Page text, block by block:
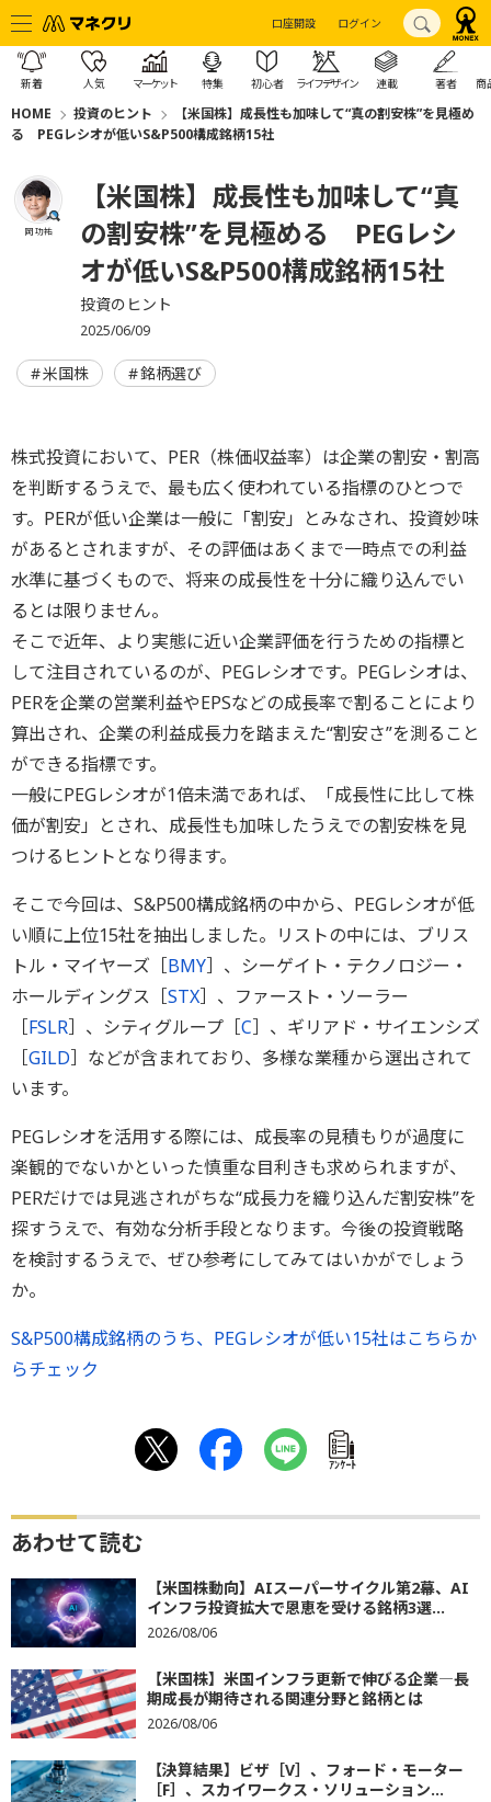
口座開設 ログイン
新着 人気 マーケット 特集 初心者 ライフデザイン 連載 著者 商
HOME 投資のヒント
【米国株】成長性も加味して“真の割安株”を見極め
る PEGレシオが低いS&P500構成銘柄15社
岡 功祐
【米国株】成長性も加味して“真
の割安株”を見極める PEGレシ
オが低いS&P500構成銘柄15社
投資のヒント
2025/06/09
米国株 銘柄選び
株式投資において、PER（株価収益率）は企業の割安・割高
を判断するうえで、最も広く使われている指標のひとつで
す。PERが低い企業は一般に「割安」とみなされ、投資妙味
があるとされますが、その評価はあくまで一時点での利益
水準に基づくもので、将来の成長性を十分に織り込んでい
るとは限りません。
そこで近年、より実態に近い企業評価を行うための指標と
して注目されているのが、PEGレシオです。PEGレシオは、
PERを企業の営業利益やEPSなどの成長率で割ることにより
算出され、企業の利益成長力を踏まえた“割安さ”を測ること
ができる指標です。
一般にPEGレシオが1倍未満であれば、「成長性に比して株
価が割安」とされ、成長性も加味したうえでの割安株を見
つけるヒントとなり得ます。
そこで今回は、S&P500構成銘柄の中から、PEGレシオが低
い順に上位15社を抽出しました。リストの中には、ブリス
トル・マイヤーズ［BMY］、シーゲイト・テクノロジー・
ホールディングス［STX］、ファースト・ソーラー
［FSLR］、シティグループ［C］、ギリアド・サイエンシズ
［GILD］などが含まれており、多様な業種から選出されて
います。
PEGレシオを活用する際には、成長率の見積もりが過度に
楽観的でないかといった慎重な目利きも求められますが、
PERだけでは見逃されがちな“成長力を織り込んだ割安株”を
探すうえで、有効な分析手段となります。今後の投資戦略
を検討するうえで、ぜひ参考にしてみてはいかがでしょう
か。
S&P500構成銘柄のうち、PEGレシオが低い15社はこちらか
らチェック
ｱﾝｹｰﾄ
あわせて読む
【米国株動向】AIスーパーサイクル第2幕、AI
インフラ投資拡大で恩恵を受ける銘柄3選...
2026/08/06
【米国株】米国インフラ更新で伸びる企業―長
期成長が期待される関連分野と銘柄とは
2026/08/06
【決算結果】ビザ［V］、フォード・モーター
［F］、スカイワークス・ソリューション...